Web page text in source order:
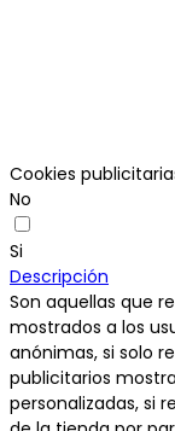
Cookies
No
Si
Descripción
Son aquellas que
mostrados a los
anónimas, si solo
publicitarios
personalizadas, si